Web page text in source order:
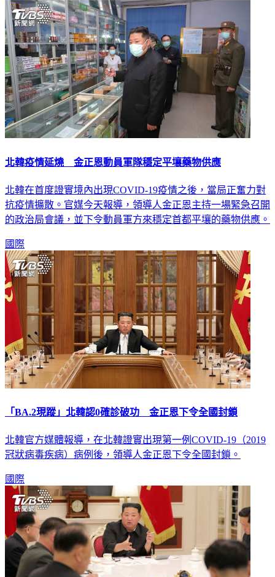
北韓疫情延燒 金正恩動員軍隊穩定平壤藥物供應
北韓在首度證實境內出現COVID-19疫情之後，當局正奮力對
抗疫情擴散。官媒今天報導，領導人金正恩主持一場緊急召開
的政治局會議，並下令動員軍方來穩定首都平壤的藥物供應。
國際
「BA.2現蹤」北韓認0確診破功 金正恩下令全國封鎖
北韓官方媒體報導，在北韓證實出現第一例COVID-19（2019
冠狀病毒疾病）病例後，領導人金正恩下令全國封鎖。
國際